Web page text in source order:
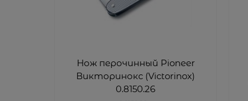
Нож перочинный Pioneer
Викторинокс (Victorinox)
0.8150.26